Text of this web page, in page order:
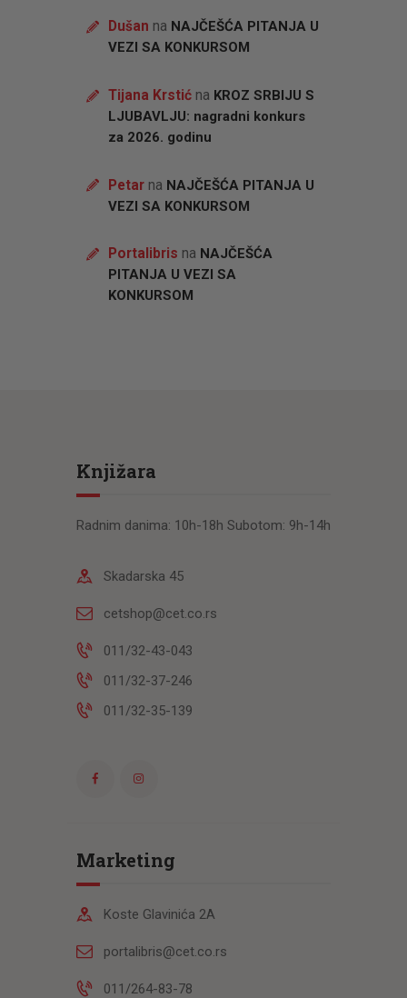
Dušan na NAJČEŠĆA PITANJA U
VEZI SA KONKURSOM
Tijana Krstićna KROZ SRBIJU S
LJUBAVLJU: nagradni konkurs
za 2026. godinu
Petarna NAJČEŠĆA PITANJA U
VEZI SA KONKURSOM
Portalibris na NAJČEŠĆA
PITANJA U VEZI SA
KONKURSOM
Knjižara
Radnim danima: 10h-18h Subotom: 9h-14h
Skadarska 45
cetshop@cet.co.rs
011/32-43-043
011/32-37-246
011/32-35-139
Marketing
Koste Glavinića 2A
portalibris@cet.co.rs
011/264-83-78